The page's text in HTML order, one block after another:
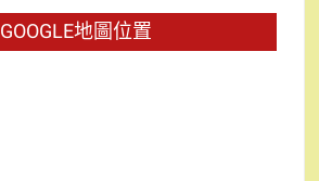
GOOGLE地圖位置